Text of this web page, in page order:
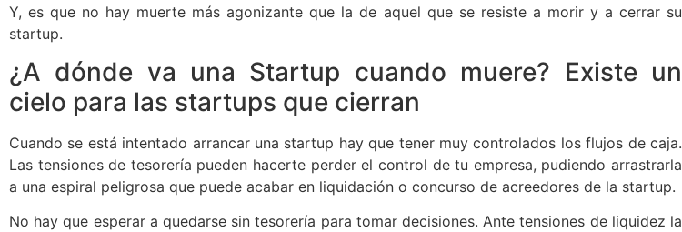
Y, es que no hay muerte más agonizante que la de aquel que se resiste a morir y a cerrar su
startup.
¿A dónde va una Startup cuando muere? Existe un
cielo para las startups que cierran
Cuando se está intentado arrancar una startup hay que tener muy controlados los flujos de caja.
Las tensiones de tesorería pueden hacerte perder el control de tu empresa, pudiendo arrastrarla
a una espiral peligrosa que puede acabar en liquidación o concurso de acreedores de la startup.
No hay que esperar a quedarse sin tesorería para tomar decisiones. Ante tensiones de liquidez la